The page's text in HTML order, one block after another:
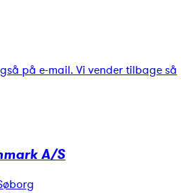
på e-mail. Vi vender tilbage så
A/S